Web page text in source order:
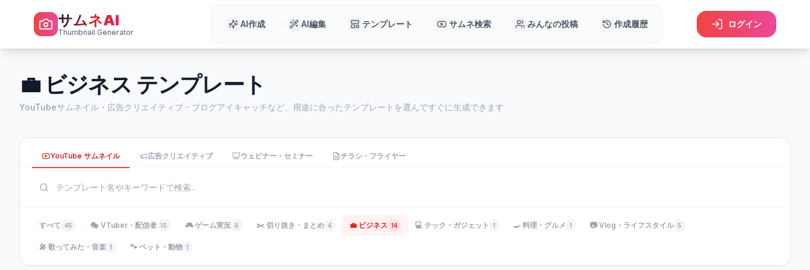
サムネAI
Thumbnail Generator
AI作成 AI編集 テンプレート サムネ検索 みんなの投稿 作成履歴 ログイン
💼 ビジネス テンプレート
YouTubeサムネイル・広告クリエイティブ・ブログアイキャッチなど、用途に合ったテンプレートを選んですぐに生成できます
YouTube サムネイル 広告クリエイティブ ウェビナー・セミナー チラシ・フライヤー
すべて 45 🎭 VTuber・配信者 15 🎮 ゲーム実況 6 ✂️ 切り抜き・まとめ 4 💼 ビジネス 14 💻 テック・ガジェット 1 🍳 料理・グルメ 1 📷 Vlog・ライフスタイル 5
🎤 歌ってみた・音楽 1 🐾 ペット・動物 1